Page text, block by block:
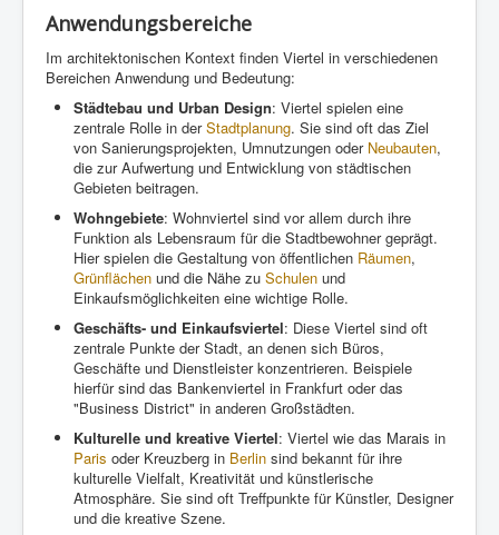
Anwendungsbereiche
Im architektonischen Kontext finden Viertel in verschiedenen
Bereichen Anwendung und Bedeutung:
Städtebau und Urban Design: Viertel spielen eine
zentrale Rolle in derStadtplanung. Sie sind oft das Ziel
von Sanierungsprojekten, Umnutzungen oder Neubauten,
die zur Aufwertung und Entwicklung von städtischen
Gebieten beitragen.
Wohngebiete: Wohnviertel sind vor allem durch ihre
Funktion als Lebensraum für die Stadtbewohner geprägt.
Hier spielen die Gestaltung von öffentlichen Räumen,
Grünflächen und die Nähe zu Schulen und
Einkaufsmöglichkeiten eine wichtige Rolle.
Geschäfts- und Einkaufsviertel: Diese Viertel sind oft
zentrale Punkte der Stadt, an denen sich Büros,
Geschäfte und Dienstleister konzentrieren. Beispiele
hierfür sind das Bankenviertel in Frankfurt oder das
"Business District" in anderen Großstädten.
Kulturelle und kreative Viertel: Viertel wie das Marais in
Paris oder Kreuzberg in Berlin sind bekannt für ihre
kulturelle Vielfalt, Kreativität und künstlerische
Atmosphäre. Sie sind oft Treffpunkte für Künstler, Designer
und die kreative Szene.